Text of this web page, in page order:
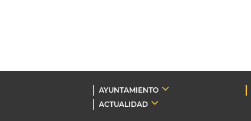
AYUNTAMIENTO
ACTUALIDAD